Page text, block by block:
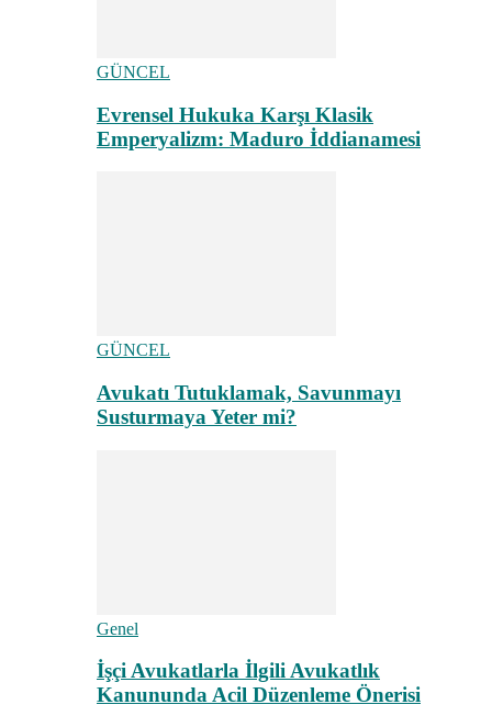
GÜNCEL
Evrensel Hukuka Karşı Klasik
Emperyalizm: Maduro İddianamesi
GÜNCEL
Avukatı Tutuklamak, Savunmayı
Susturmaya Yeter mi?
Genel
İşçi Avukatlarla İlgili Avukatlık
Kanununda Acil Düzenleme Önerisi